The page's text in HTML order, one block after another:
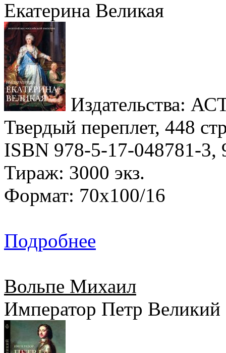
Екатерина Великая
Издательства:
Твердый переплет, 448
ISBN 978-5-17-048781-3,
Тираж: 3000 экз.
Формат: 70x100/16
Подробнее
Вольпе Михаил
Император Петр Великий